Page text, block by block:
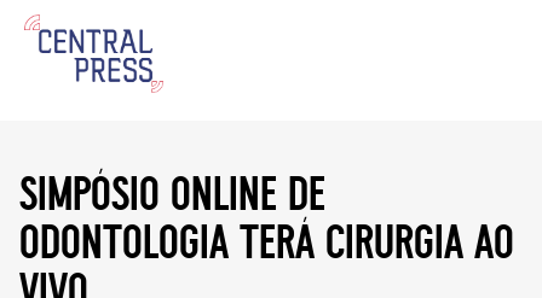
simpósio online de
odontologia terá cirurgia ao